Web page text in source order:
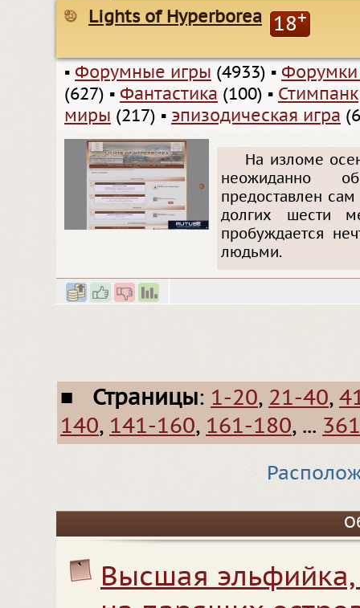
Lights of Hyperborea 18+
▪ Форумные игры (4933) ▪
(627) ▪ Фантастика (100) ▪ Стимпанк
миры (217) ▪ эпизодическая игра
На изломе
неожиданно
предоставлен
долгих шести
пробуждается
людьми.
■ Страницы: 1-20, 21-40,
140, 141-160, 161-180, ...
Высшая эльфийка,